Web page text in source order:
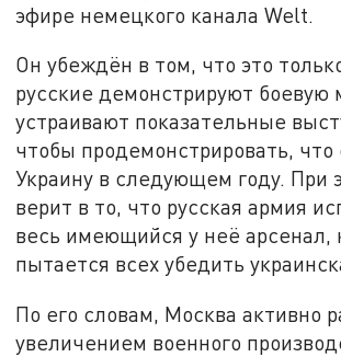
эфире немецкого канала Welt.
Он убеждён в том, что это
русские демонстрируют боевую
устраивают показательные
чтобы продемонстрировать,
Украину в следующем году. При
верит в то, что русская армия
весь имеющийся у неё арсенал,
пытается всех убедить
По его словам, Москва активно
увеличением военного